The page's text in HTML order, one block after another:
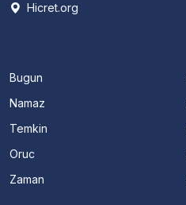
Hicret.org
Bugun
Namaz
Temkin
Oruc
Zaman